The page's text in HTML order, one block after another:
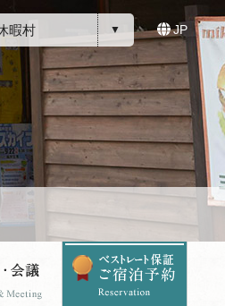
暇村 JP